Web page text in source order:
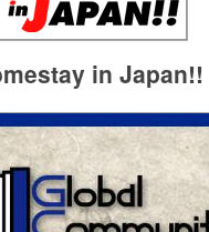
in Japan!!